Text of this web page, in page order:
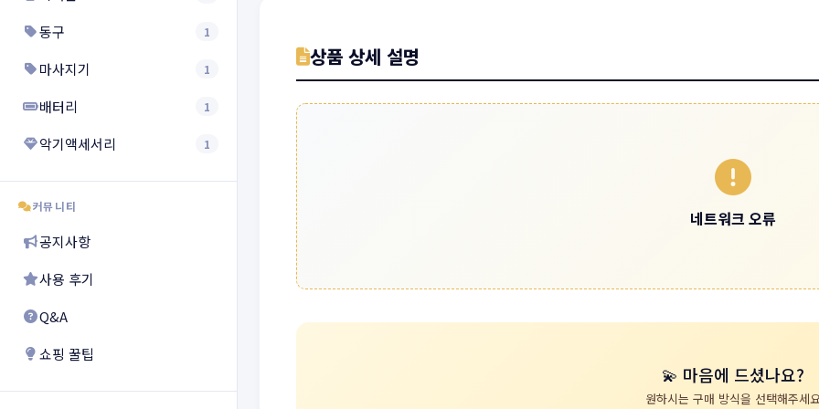
동구 1
마사지기 1
배터리 1
악기액세서리 1
커뮤니티
공지사항
사용 후기
Q&A
쇼핑 꿀팁
상품 상세 설명
네트워크 오류
💫 마음에 드셨나요?
원하시는 구매 방식을 선택해주세